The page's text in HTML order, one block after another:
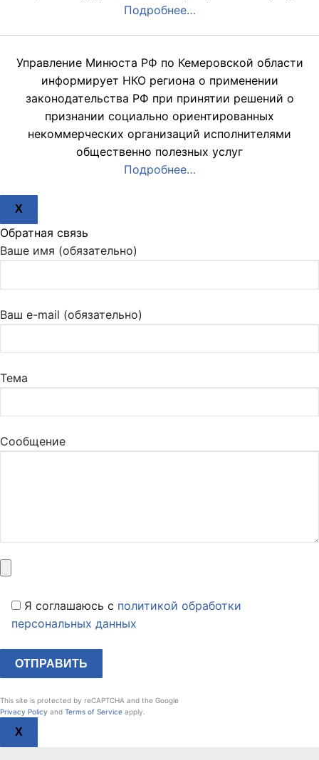
Подробнее…
Управление Минюста РФ по Кемеровской области
информирует НКО региона о применении
законодательства РФ при принятии решений о
признании социально ориентированных
некоммерческих организаций исполнителями
общественно полезных услуг
Подробнее…
X
Обратная связь
Ваше имя (обязательно)
Ваш e-mail (обязательно)
Тема
Сообщение
Я соглашаюсь c политикой обработки
персональных данных
This site is protected by reCAPTCHA and the Google
Privacy Policy and Terms of Service apply.
X